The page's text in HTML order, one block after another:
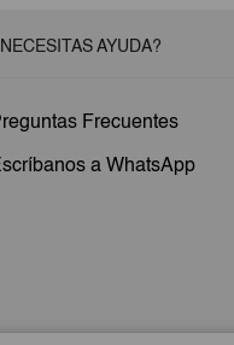
AYUDA?
Frecuentes
a WhatsApp